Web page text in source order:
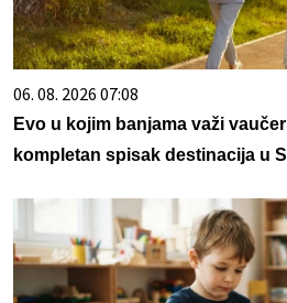
06. 08. 2026 07:08
Evo u kojim banjama važi
kompletan spisak destinacija u